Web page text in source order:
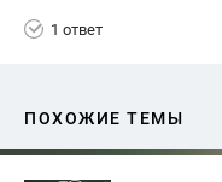
1 ответ
ПОХОЖИЕ ТЕМЫ